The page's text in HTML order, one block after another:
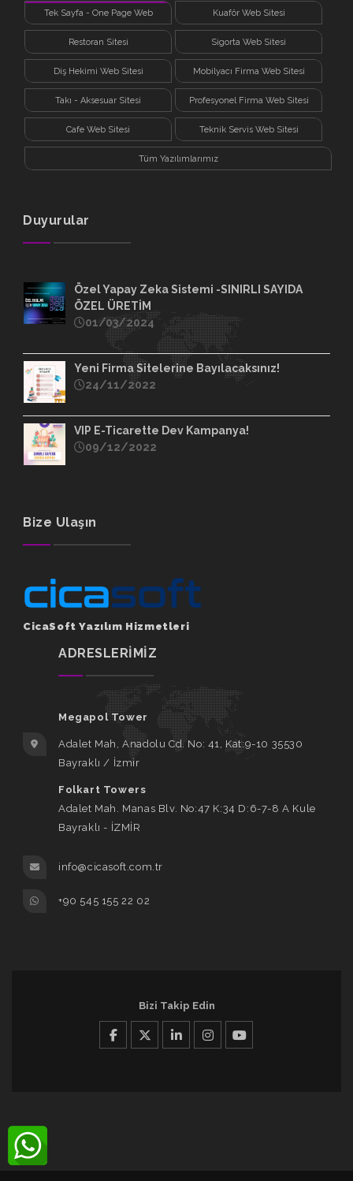
Tek Sayfa - One Page Web
Sitesi
Kuaför Web Sitesi
Restoran Sitesi Sigorta Web Sitesi
Diş Hekimi Web Sitesi Mobilyacı Firma Web Sitesi
Takı - Aksesuar Sitesi Profesyonel Firma Web Sitesi
Cafe Web Sitesi Teknik Servis Web Sitesi
Tüm Yazılımlarımız
Duyurular
Özel Yapay Zeka Sistemi -SINIRLI SAYIDA
ÖZEL ÜRETİM
01/03/2024
Yeni Firma Sitelerine Bayılacaksınız!
24/11/2022
VIP E-Ticarette Dev Kampanya!
09/12/2022
Bize Ulaşın
CicaSoft Yazılım Hizmetleri
ADRESLERİMİZ
Megapol Tower
Adalet Mah, Anadolu Cd. No: 41, Kat:9-10 35530
Bayraklı / İzmir
Folkart Towers
Adalet Mah. Manas Blv. No:47 K:34 D:6-7-8 A Kule
Bayraklı - İZMİR
info@cicasoft.com.tr
+90 545 155 22 02
Bizi Takip Edin